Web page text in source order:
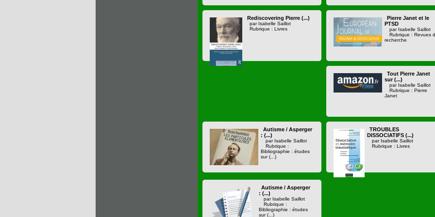
Rediscovering Pierre (...)
par Isabelle Saillot
Rubrique : Livres
Pierre Janet et le
PTSD
par Isabelle Saillot
Rubrique : Revues
recherche
Tout Pierre Janet
sur (...)
par Isabelle Saillot
Rubrique : Pierre
Janet
Autisme / Asperger
: (...)
par Isabelle Saillot
Rubrique :
Bibliographie : études
sur (...)
TROUBLES
DISSOCIATIFS (...)
par Isabelle Saillot
Rubrique : Livres
Autisme / Asperger
: (...)
par Isabelle Saillot
Rubrique :
Bibliographie : études
sur (...)